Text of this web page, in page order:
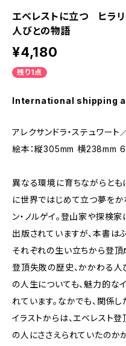
エベレストに立つ ヒラリ
人びとの物語
¥4,180
残り1点
International shipping
アレクサンドラ・ステュワー
絵本：縦305mm 横238mm
異なる環境に育ちながらとも
に世界ではじめて立つ夢をか
ン・ノルゲイ。登山家や探検
出版されていますが、本書は
それぞれの生い立ちから登頂
登頂失敗の歴史、かかわる人
の人生についても、魅力的な
れています。なかでも、関係
イラストからは、エベレスト
の人にささえられていたのか